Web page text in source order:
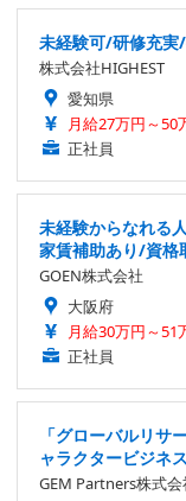
未経験可/研修充実
株式会社HIGHEST
愛知県
月給27万円～50
正社員
未経験からなれる
家賃補助あり/資格
GOEN株式会社
大阪府
月給30万円～51
正社員
「グローバルリサ
ャラクタービジネ
GEM Partners株式会